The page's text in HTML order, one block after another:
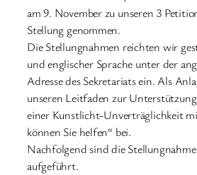
am 9. November zu unseren 3
Stellung genommen.
Die Stellungnahmen reichten wir
und englischer Sprache unter der
Adresse des Sekretariats ein. Als
unseren Leitfaden zur
einer Kunstlicht-Unverträglichkeit
können Sie helfen“ bei.
Nachfolgend sind die
aufgeführt.